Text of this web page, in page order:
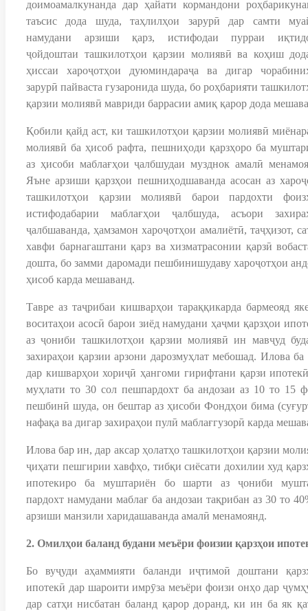
доимоамалкунанда дар ҳайати кормандони
таъсис дода шуда, таҳлилҳои зарурӣ дар самти
намудани арзиши қарз, истифодаи пурраи
ҷойдоштаи ташкилотҳои қарзии молиявӣ ва коҳиш
ҳиссаи хароҷотҳои дуюминдараҷа ва дигар
зарурӣ пайваста гузаронида шуда, бо роҳбарияти
қарзии молиявӣ мавриди баррасии амиқ қарор дода
Қобили қайд аст, ки ташкилотҳои қарзии молиявӣ
молиявӣ ба ҳисоб рафта, пешниҳоди қарзҳоро ба
аз ҳисоби маблағҳои ҷалбшудаи музднок амалӣ
Яъне арзиши қарзҳои пешниҳодшаванда асосан аз
ташкилотҳои қарзии молиявӣ барои пардохти
истифодабарии маблағҳои ҷалбшуда, асъори
ҷалбшаванда, ҳамзамон хароҷотҳои амалиётӣ, таҷҳизот,
хавфи барнагаштани қарз ва хизматрасонии қарзӣ
дошта, бо замми даромади пешбинишудаву хароҷотҳои
ҳисоб карда мешаванд.
Тавре аз таҷрибаи кишварҳои тараққикарда бармеояд
воситаҳои асосӣ барои зиёд намудани ҳаҷми қарзҳои
аз ҷониби ташкилотҳои қарзии молиявӣ ин мавҷуд
захираҳои қарзии арзони дарозмуҳлат мебошад. Илова
дар кишварҳои хориҷӣ ҳангоми гирифтани қарзи
муҳлати то 30 сол пешпардохт ба андозаи аз 10 то 15
пешбинӣ шуда, он бештар аз ҳисоби Фондҳои бима
нафақа ва дигар захираҳои пулӣ маблағгyзорӣ карда
Илова бар ин, дар аксар ҳолатҳо ташкилотҳои қарзии
ҷиҳати пешгирии хавфҳо, тибқи сиёсати дохилии худ
ипотекиро ба муштариён бо шарти аз ҷониби
пардохт намудани маблағ ба андозаи тақрибан аз 30 то
арзиши манзили харидашаванда амалӣ менамоянд.
2. Омилҳои баланд будани меъёри фоизии қарзҳои
Бо вуҷуди аҳаммияти баланди иҷтимоӣ доштани
ипотекӣ дар шароити имрӯза меъёри фоизи онҳо дар
дар сатҳи нисбатан баланд қарор доранд, ки ин ба як